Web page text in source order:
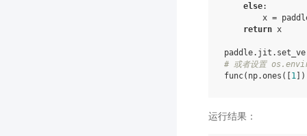
else:
x =
return x
paddle. jit .
# 或者设置
func( np.ones ([1
运行结果：